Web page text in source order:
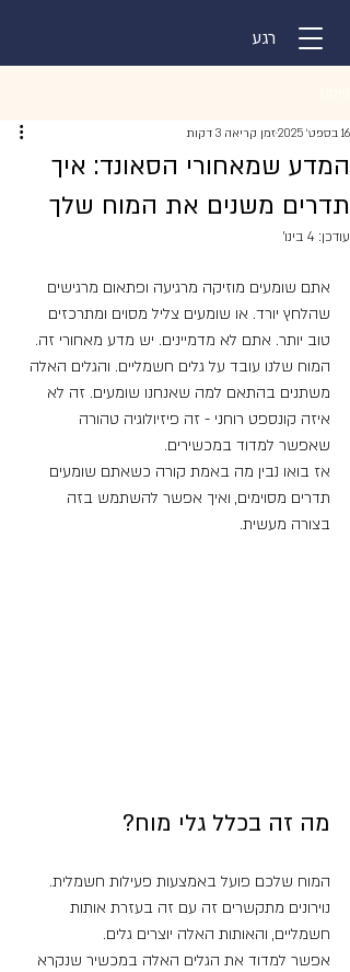
רגע
המדע שמאחורי הסאונד: איך
תדרים משנים את המוח שלך
16 בספט׳ 2025 זמן קריאה 3 דקות
עודכן: 4 בינו׳
אתם שומעים מוזיקה מרגיעה ופתאום מרגישים
שהלחץ יורד. או שומעים צליל מסוים ומתרכזים
טוב יותר. אתם לא מדמיינים. יש מדע מאחורי זה.
המוח שלנו עובד על גלים חשמליים. והגלים האלה
משתנים בהתאם למה שאנחנו שומעים. זה לא
איזה קונספט רוחני - זה פיזיולוגיה טהורה
שאפשר למדוד במכשירים.
אז בואו נבין מה באמת קורה כשאתם שומעים
תדרים מסוימים, ואיך אפשר להשתמש בזה
בצורה מעשית.
מה זה בכלל גלי מוח?
המוח שלכם פועל באמצעות פעילות חשמלית.
נוירונים מתקשרים זה עם זה בעזרת אותות
חשמליים, והאותות האלה יוצרים גלים.
אפשר למדוד את הגלים האלה במכשיר שנקרא